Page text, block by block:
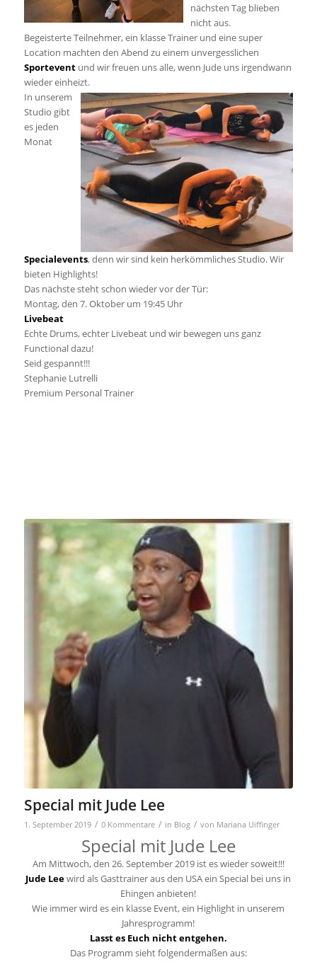
nächsten Tag blieben
nicht aus.
Begeisterte Teilnehmer, ein klasse Trainer und eine super
Location machten den Abend zu einem unvergesslichen
Sporteventund wir freuen uns alle, wenn Jude uns irgendwann
wieder einheizt.
In unserem
Studio gibt
es jeden
Monat
Specialevents, denn wir sind kein herkömmliches Studio. Wir
bieten Highlights!
Das nächste steht schon wieder vor der Tür:
Montag, den 7. Oktober um 19:45 Uhr
Livebeat
Echte Drums, echter Livebeat und wir bewegen uns ganz
Functional dazu!
Seid gespannt!!!
Stephanie Lutrelli
Premium Personal Trainer
Special mit Jude Lee
1. September 2019 / 0 Kommentare / in Blog / von Mariana Uiffinger
Special mit Jude Lee
Am Mittwoch, den 26. September 2019 ist es wieder soweit!!!
Jude Leewird als Gasttrainer aus den USA ein Special bei uns in
Ehingen anbieten!
Wie immer wird es ein klasse Event, ein Highlight in unserem
Jahresprogramm!
Lasst es Euch nicht entgehen.
Das Programm sieht folgendermaßen aus: